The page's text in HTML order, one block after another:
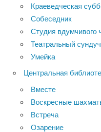
Краеведческая
Собеседник
Студия вдумчивого
Театральный
Умейка
Центральная
Вместе
Воскресные
Встреча
Озарение